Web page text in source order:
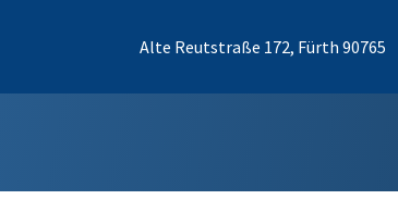
Alte Reutstraße 172, Fürth 90765